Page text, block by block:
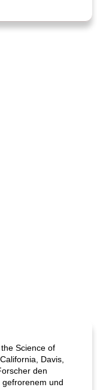
Science of
Davis,
den
und